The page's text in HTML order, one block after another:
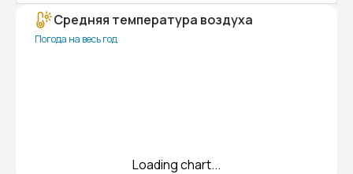
Средняя температура воздуха
Погода на весь год
Loading chart...